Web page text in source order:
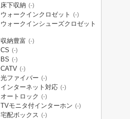
床下収納 (-)
ウォークインクロゼット (-)
ウォークインシューズクロゼット
収納豊富 (-)
CS (-)
BS (-)
CATV (-)
光ファイバー (-)
インターネット対応 (-)
オートロック (-)
TVモニタ付インターホン (-)
宅配ボックス (-)